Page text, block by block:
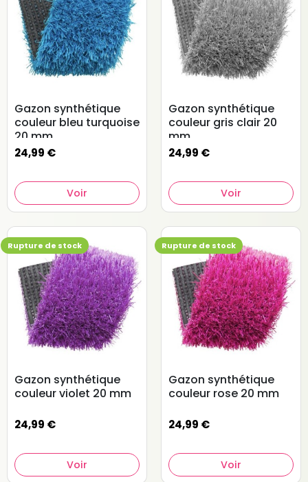
(1 avis)
Gazon synthétique
couleur bleu turquoise
20 mm
24,99 €
Voir
Gazon synthétique
couleur gris clair 20
mm
24,99 €
Voir
Rupture de stock
Gazon synthétique
couleur violet 20 mm
24,99 €
Voir
Rupture de stock
Gazon synthétique
couleur rose 20 mm
24,99 €
Voir